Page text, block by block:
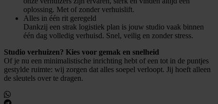
oplossing. Met of zonder verhuislift.
Alles in één rit geregeld
Dankzij een strak logistiek plan is jouw studio vaak binnen
één dag volledig verhuisd. Snel, veilig en zonder stress.
Studio verhuizen? Kies voor gemak en snelheid
Of je nu een minimalistische inrichting hebt of een tot in de puntjes
gestylde ruimte: wij zorgen dat alles soepel verloopt. Jij hoeft alleen
de sleutels over te dragen.